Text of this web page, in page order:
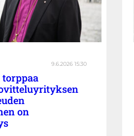
9.6.2026 15:30
on